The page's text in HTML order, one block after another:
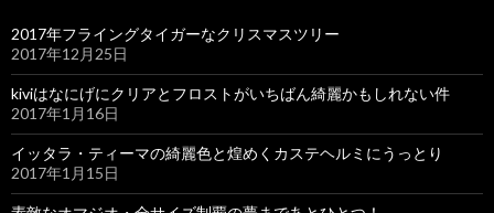
2017年フライングタイガーなクリスマスツリー
2017年12月25日
kiviはなにげにクリアとフロストがいちばん綺麗かもしれない件
2017年1月16日
イッタラ・ティーマの綺麗色と煌めくカステヘルミにうっとり
2017年1月15日